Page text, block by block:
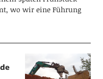
wo wir eine Führung